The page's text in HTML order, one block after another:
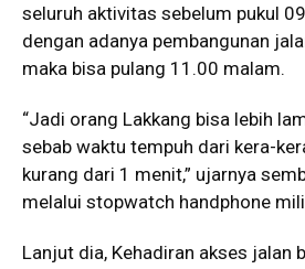
seluruh aktivitas sebelum pukul
dengan adanya pembangunan
maka bisa pulang 11.00 malam.
“Jadi orang Lakkang bisa lebih
sebab waktu tempuh dari kera-
kurang dari 1 menit,” ujarnya
melalui stopwatch handphone
Lanjut dia, Kehadiran akses jalan